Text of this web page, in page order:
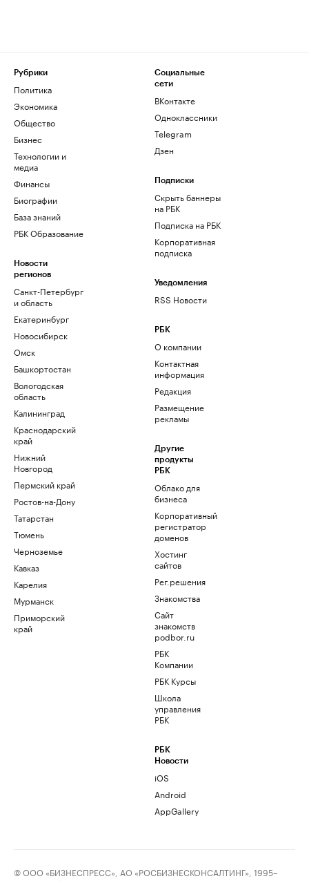
Рубрики
Политика
Экономика
Общество
Бизнес
Технологии и
медиа
Финансы
Биографии
База знаний
РБК Образование
Новости
регионов
Санкт-Петербург
и область
Екатеринбург
Новосибирск
Омск
Башкортостан
Вологодская
область
Калининград
Краснодарский
край
Нижний
Новгород
Пермский край
Ростов-на-Дону
Татарстан
Тюмень
Черноземье
Кавказ
Карелия
Мурманск
Приморский
край
Социальные
сети
ВКонтакте
Одноклассники
Telegram
Дзен
Подписки
Скрыть баннеры
на РБК
Подписка на РБК
Корпоративная
подписка
Уведомления
RSS Новости
РБК
О компании
Контактная
информация
Редакция
Размещение
рекламы
Другие
продукты
РБК
Облако для
бизнеса
Корпоративный
регистратор
доменов
Хостинг
сайтов
Рег.решения
Знакомства
Сайт
знакомств
podbor.ru
РБК
Компании
РБК Курсы
Школа
управления
РБК
РБК
Новости
iOS
Android
AppGallery
© ООО «БИЗНЕСПРЕСС», АО «РОСБИЗНЕСКОНСАЛТИНГ», 1995–